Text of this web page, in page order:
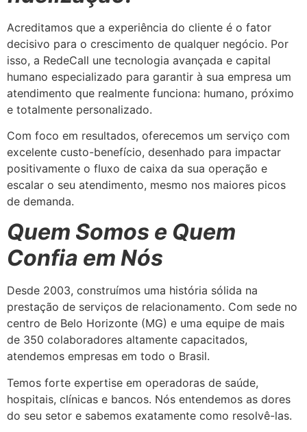
Acreditamos que a experiência do cliente é o fator
decisivo para o crescimento de qualquer negócio. Por
isso, a RedeCall une tecnologia avançada e capital
humano especializado para garantir à sua empresa um
atendimento que realmente funciona: humano, próximo
e totalmente personalizado.
Com foco em resultados, oferecemos um serviço com
excelente custo-benefício, desenhado para impactar
positivamente o fluxo de caixa da sua operação e
escalar o seu atendimento, mesmo nos maiores picos
de demanda.
Quem Somos e Quem
Confia em Nós
Desde 2003, construímos uma história sólida na
prestação de serviços de relacionamento. Com sede no
centro de Belo Horizonte (MG) e uma equipe de mais
de 350 colaboradores altamente capacitados,
atendemos empresas em todo o Brasil.
Temos forte expertise em operadoras de saúde,
hospitais, clínicas e bancos. Nós entendemos as dores
do seu setor e sabemos exatamente como resolvê-las.